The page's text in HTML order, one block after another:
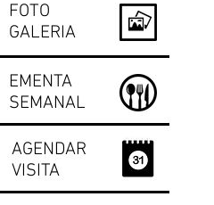
AGENDAR
VISITA
EMENTA
SEMANAL
FOTO
GALERIA